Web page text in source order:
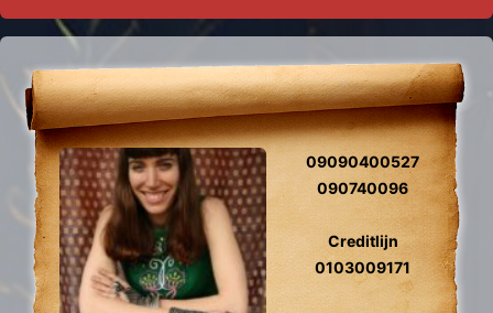
09090400527
090740096
Creditlijn
0103009171